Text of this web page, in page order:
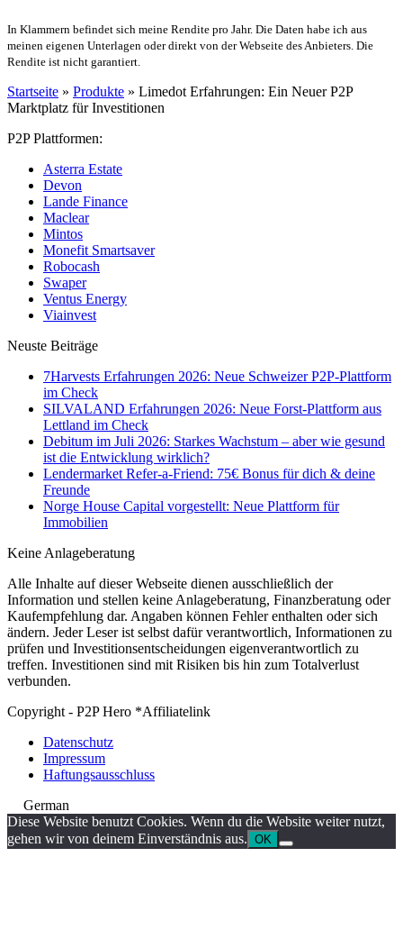
In Klammern befindet sich meine Rendite pro Jahr. Die Daten habe ich aus
meinen eigenen Unterlagen oder direkt von der Webseite des Anbieters. Die
Rendite ist nicht garantiert.
Startseite » Produkte » Limedot Erfahrungen: Ein Neuer P2P
Marktplatz für Investitionen
P2P Plattformen:
Asterra Estate
Devon
Lande Finance
Maclear
Mintos
Monefit Smartsaver
Robocash
Swaper
Ventus Energy
Viainvest
Neuste Beiträge
7Harvests Erfahrungen 2026: Neue Schweizer P2P-Plattform
im Check
SILVALAND Erfahrungen 2026: Neue Forst-Plattform aus
Lettland im Check
Debitum im Juli 2026: Starkes Wachstum – aber wie gesund
ist die Entwicklung wirklich?
Lendermarket Refer-a-Friend: 75€ Bonus für dich & deine
Freunde
Norge House Capital vorgestellt: Neue Plattform für
Immobilien
Keine Anlageberatung
Alle Inhalte auf dieser Webseite dienen ausschließlich der
Information und stellen keine Anlageberatung, Finanzberatung oder
Kaufempfehlung dar. Angaben können Fehler enthalten oder sich
ändern. Jeder Leser ist selbst dafür verantwortlich, Informationen zu
prüfen und Investitionsentscheidungen eigenverantwortlich zu
treffen. Investitionen sind mit Risiken bis hin zum Totalverlust
verbunden.
Copyright - P2P Hero *Affiliatelink
Datenschutz
Impressum
Haftungsausschluss
German
Diese Website benutzt Cookies. Wenn du die Website weiter nutzt,
gehen wir von deinem Einverständnis aus. OK